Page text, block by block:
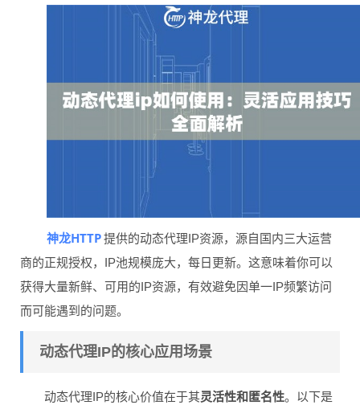
神龙HTTP提供的动态代理IP资源，源自国内三大运营
商的正规授权，IP池规模庞大，每日更新。这意味着你可以
获得大量新鲜、可用的IP资源，有效避免因单一IP频繁访问
而可能遇到的问题。
动态代理IP的核心应用场景
动态代理IP的核心价值在于其灵活性和匿名性。以下是